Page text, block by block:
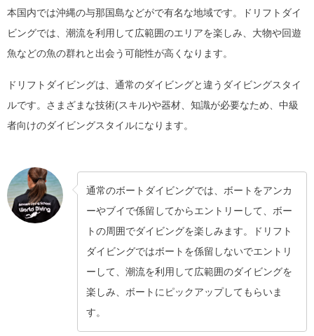
本国内では沖縄の与那国島などがで有名な地域です。ドリフトダイ
ビングでは、潮流を利用して広範囲のエリアを楽しみ、大物や回遊
魚などの魚の群れと出会う可能性が高くなります。
ドリフトダイビングは、通常のダイビングと違うダイビングスタイ
ルです。さまざまな技術(スキル)や器材、知識が必要なため、中級
者向けのダイビングスタイルになります。
通常のボートダイビングでは、ボートをアンカ
ーやブイで係留してからエントリーして、ボー
トの周囲でダイビングを楽しみます。ドリフト
ダイビングではボートを係留しないでエントリ
ーして、潮流を利用して広範囲のダイビングを
楽しみ、ボートにピックアップしてもらいま
す。